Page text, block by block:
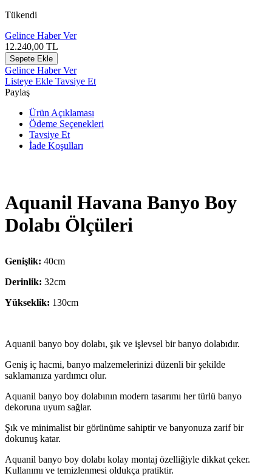
Tükendi
Gelince Haber Ver
12.240,00 TL
Sepete Ekle
Gelince Haber Ver
Listeye Ekle Tavsiye Et
Paylaş
Ürün Açıklaması
Ödeme Seçenekleri
Tavsiye Et
İade Koşulları
Aquanil Havana Banyo Boy
Dolabı Ölçüleri
Genişlik: 40cm
Derinlik: 32cm
Yükseklik: 130cm
Aquanil banyo boy dolabı, şık ve işlevsel bir banyo dolabıdır.
Geniş iç hacmi, banyo malzemelerinizi düzenli bir şekilde
saklamanıza yardımcı olur.
Aquanil banyo boy dolabının modern tasarımı her türlü banyo
dekoruna uyum sağlar.
Şık ve minimalist bir görünüme sahiptir ve banyonuza zarif bir
dokunuş katar.
Aquanil banyo boy dolabı kolay montaj özelliğiyle dikkat çeker.
Kullanımı ve temizlenmesi oldukça pratiktir.